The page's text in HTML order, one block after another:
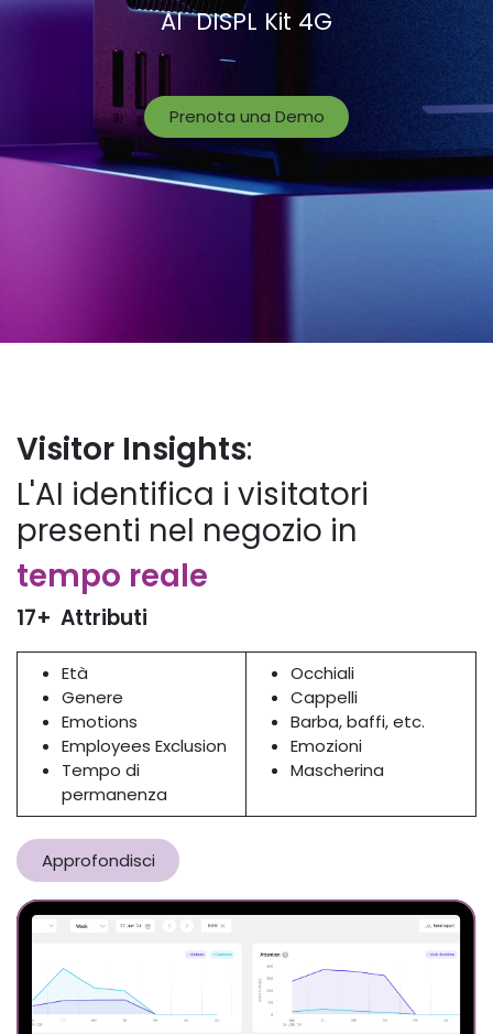
AI DISPL Kit 4G
Prenota una Demo
Visitor Insights:
L'AI identifica i visitatori
presenti nel negozio in
tempo reale
17+ Attributi
Età
Genere
Emotions
Employees Exclusion
Tempo di
permanenza
Occhiali
Cappelli
Barba, baffi, etc.
Emozioni
Mascherina
Approfondisci